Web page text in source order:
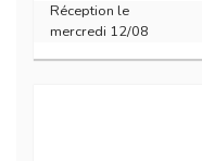
Réception le
mercredi 12/08